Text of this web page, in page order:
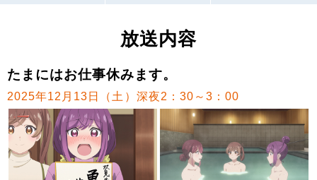
放送内容
たまにはお仕事休みます。
2025年12月13日（土）深夜2：30～3：00